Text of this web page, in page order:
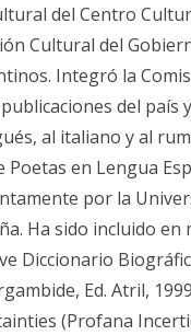
del Centro
Cultural del
Integró la
del
al italiano y al
en Lengua
por la
Ha sido incluido
Diccionario
Ed. Atril,
(Profana